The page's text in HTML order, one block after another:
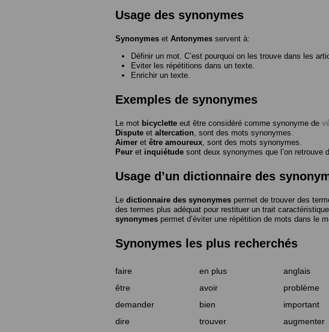
Usage des synonymes
Synonymes et Antonymes servent à:
Définir un mot. C’est pourquoi on les trouve dans les
Eviter les répétitions dans un texte.
Enrichir un texte.
Exemples de synonymes
Le mot bicyclette eut être considéré comme synonyme de
Dispute et altercation , sont des mots synonymes.
Aimer et être amoureux , sont des mots synonymes.
Peur et inquiétude sont deux synonymes que l’on retrouve
Usage d’un dictionnaire des
Le dictionnaire des synonymes permet de trouver des
des termes plus adéquat pour restituer un trait
synonymes permet d’éviter une répétition de mots dans le
Synonymes les plus recherchés
faire en plus anglais
être
avoir problème
demander
bien important
dire
trouver augmenter